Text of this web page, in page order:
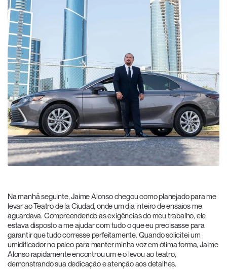
Na manhã seguinte, Jaime Alonso chegou como planejado para me
levar ao Teatro de la Ciudad, onde um dia inteiro de ensaios me
aguardava. Compreendendo as exigências do meu trabalho, ele
estava disposto a me ajudar com tudo o que eu precisasse para
garantir que tudo corresse perfeitamente. Quando solicitei um
umidificador no palco para manter minha voz em ótima forma, Jaime
Alonso rapidamente encontrou um e o levou ao teatro,
demonstrando sua dedicação e atenção aos detalhes.